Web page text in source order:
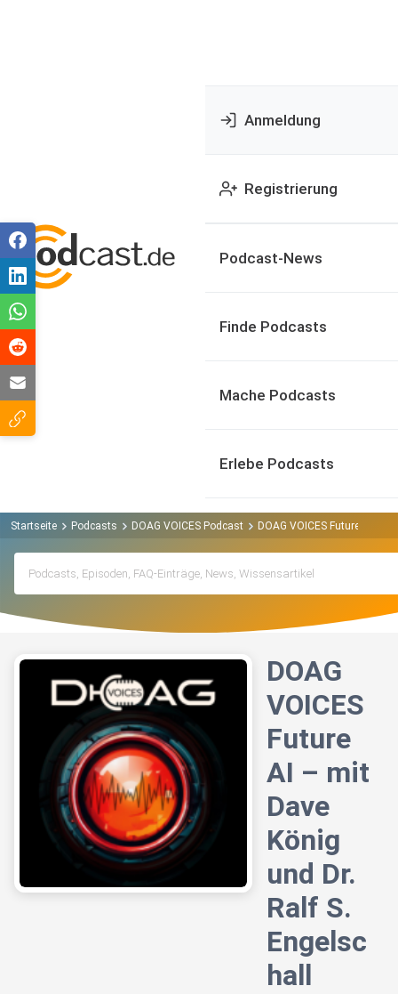
Anmeldung
Registrierung
Podcast-News
Finde Podcasts
Mache Podcasts
Erlebe Podcasts
Startseite Podcasts DOAG VOICES Podcast DOAG VOICES FutureAI –
DOAG
VOICES
Future
AI – mit
Dave
König
und Dr.
Ralf S.
Engelsc
hall